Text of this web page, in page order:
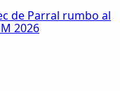
de Parral rumbo al
2026